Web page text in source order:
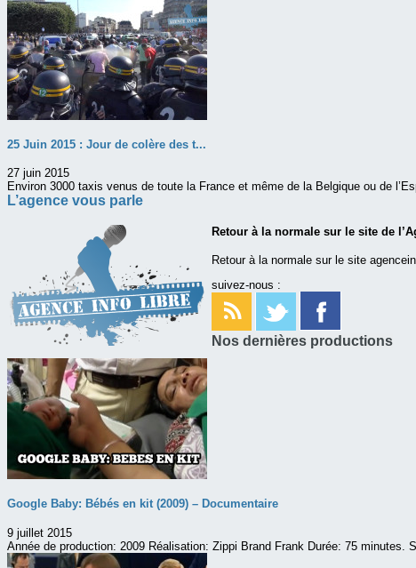
25 Juin 2015 : Jour de colère des t...
27 juin 2015
Environ 3000 taxis venus de toute la France et même de la Belgique ou de
L’agence vous parle
Retour à la normale sur le site de
Retour à la normale sur le site
suivez-nous :
Nos dernières productions
Google Baby: Bébés en kit (2009) – Documentaire
9 juillet 2015
Année de production: 2009 Réalisation: Zippi Brand Frank Durée: 75 minutes.